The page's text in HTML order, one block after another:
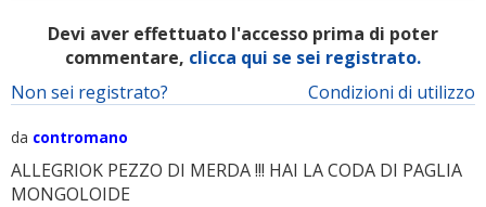
Devi aver effettuato l'accesso prima di poter
commentare, clicca qui se sei registrato.
Condizioni di utilizzo
Non sei registrato?
da contromano
ALLEGRIOK PEZZO DI MERDA !!! HAI LA CODA DI PAGLIA
MONGOLOIDE